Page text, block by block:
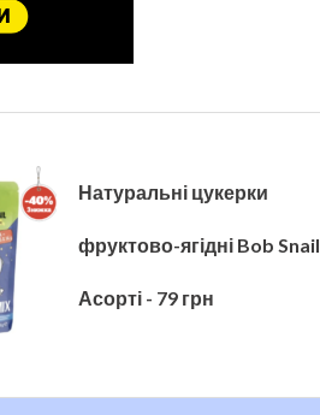
Натуральні цукерки
фруктово-ягідні Bob Snail
Асорті - 79 грн